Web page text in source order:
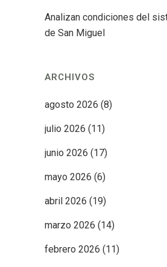
Analizan condiciones del
de San Miguel
ARCHIVOS
agosto 2026 (8)
julio 2026 (11)
junio 2026 (17)
mayo 2026 (6)
abril 2026 (19)
marzo 2026 (14)
febrero 2026 (11)